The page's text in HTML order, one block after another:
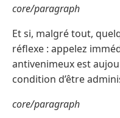
core/paragraph
Et si, malgré tout,
réflexe : appelez
antivenimeux est
condition d’être
core/paragraph